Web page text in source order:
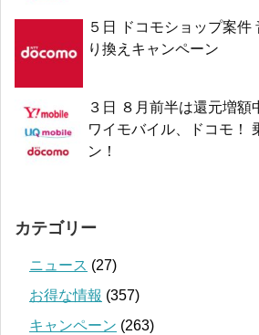
５日 ドコモショップ案件
り換えキャンペーン
３日 ８月前半は還元増額
ワイモバイル、ドコモ！
ン！
カテゴリー
ニュース (27)
お得な情報 (357)
キャンペーン (263)